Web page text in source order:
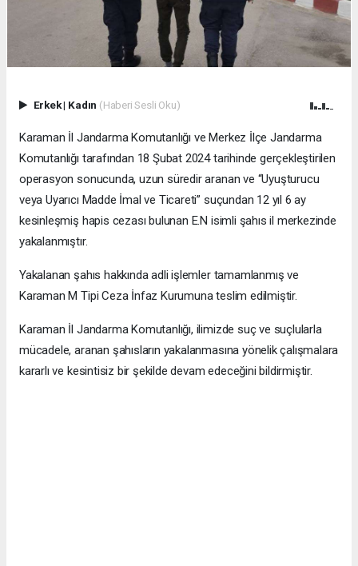
Erkek| Kadın (Haberi Sesli Oku)
Karaman İl Jandarma Komutanlığı ve Merkez İlçe Jandarma
Komutanlığı tarafından 18 Şubat 2024 tarihinde gerçekleştirilen
operasyon sonucunda, uzun süredir aranan ve “Uyuşturucu
veya Uyarıcı Madde İmal ve Ticareti” suçundan 12 yıl 6 ay
kesinleşmiş hapis cezası bulunan E.N isimli şahıs il merkezinde
yakalanmıştır.
Yakalanan şahıs hakkında adli işlemler tamamlanmış ve
Karaman M Tipi Ceza İnfaz Kurumuna teslim edilmiştir.
Karaman İl Jandarma Komutanlığı, ilimizde suç ve suçlularla
mücadele, aranan şahısların yakalanmasına yönelik çalışmalara
kararlı ve kesintisiz bir şekilde devam edeceğini bildirmiştir.